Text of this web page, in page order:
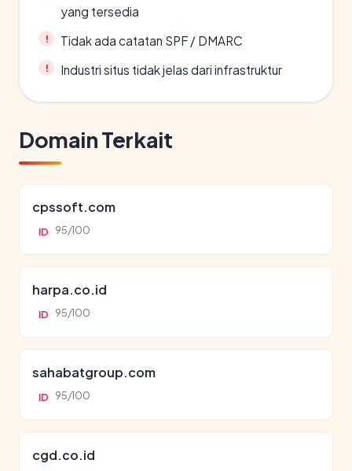
yang tersedia
Tidak ada catatan SPF / DMARC
Industri situs tidak jelas dari infrastruktur
Domain Terkait
cpssoft.com
ID 95/100
harpa.co.id
ID 95/100
sahabatgroup.com
ID 95/100
cgd.co.id